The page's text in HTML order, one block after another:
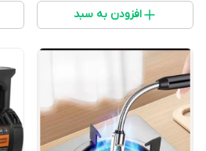
افزودن به سبد